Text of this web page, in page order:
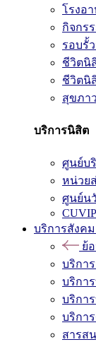
โรงอ
กิจกร
รอบรั้
ชีวิตนิ
ชีวิตนิ
สุขภา
บริการนิสิต
ศูนย์บ
หน่วย
ศูนย์น
CUVIP
บริการสังคม
ย้
บริกา
บริกา
บริกา
บริกา
สารส